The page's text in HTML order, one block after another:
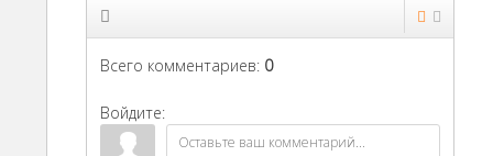
Всего комментариев: 0
Войдите: